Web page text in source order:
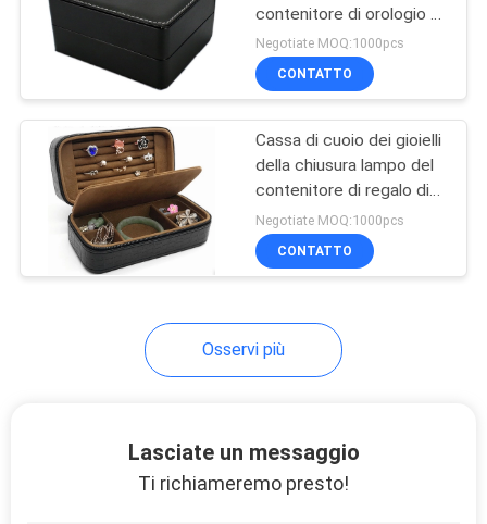
contenitore di orologio di
cuoio nessuna
deformazione per il
regalo di festival
Negotiate MOQ:1000pcs
CONTATTO
Cassa di cuoio dei gioielli
della chiusura lampo del
contenitore di regalo di
arte perfetta con il logo
della matrice per
serigrafia
Negotiate MOQ:1000pcs
CONTATTO
Osservi più
Lasciate un messaggio
Ti richiameremo presto!